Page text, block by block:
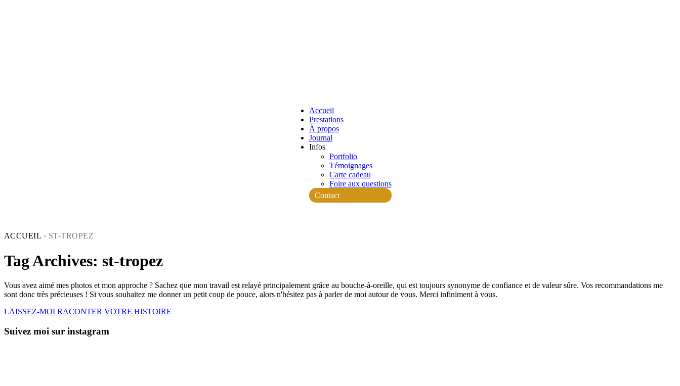
Accueil
Prestations
À propos
Journal
Infos
Portfolio
Témoignages
Carte cadeau
Foire aux questions
Contact
ACCUEIL › ST-TROPEZ
Tag Archives: st-tropez
Vous avez aimé mes photos et mon approche ? Sachez que mon travail est relayé principalement grâce au bouche-à-oreille, qui est toujours synonyme de confiance et de valeur sûre. Vos recommandations me
sont donc très précieuses ! Si vous souhaitez me donner un petit coup de pouce, alors n'hésitez pas à parler de moi autour de vous. Merci infiniment à vous.
LAISSEZ-MOI RACONTER VOTRE HISTOIRE
Suivez moi sur instagram